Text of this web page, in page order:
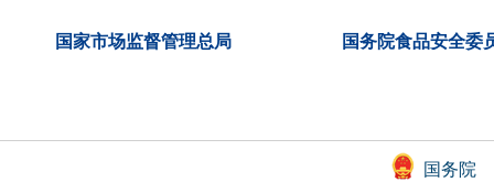
国家市场监督管理总局 国务院食品安全委
国务院